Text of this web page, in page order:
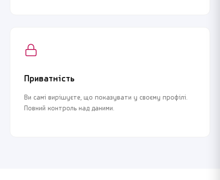
Приватність
Ви самі вирішуєте, що показувати у своєму профілі.
Повний контроль над даними.